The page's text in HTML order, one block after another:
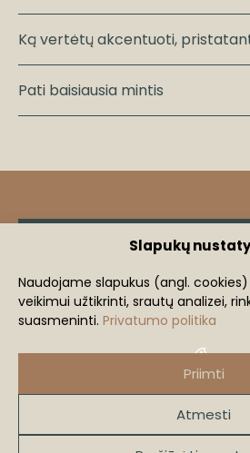
Slapukų
Naudojame slapukus (angl.
veikimui užtikrinti, srautų analizei,
suasmeninti. Privatumo politika
Priimti
Atmesti
Ką vertėtų akcentuoti,
Pati baisiausia mintis
Žingsnis iš
+370 686
2026 lastauskas.lt VISOS
Klientų